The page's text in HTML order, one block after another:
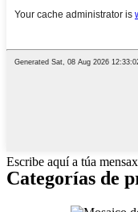
Escribe aquí a túa
Categorías de